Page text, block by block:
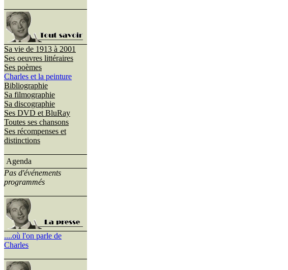
Sa vie de 1913 à 2001
Ses oeuvres littéraires
Ses poèmes
Charles et la peinture
Bibliographie
Sa filmographie
Sa discographie
Ses DVD et BluRay
Toutes ses chansons
Ses récompenses et
distinctions
Agenda
Pas d'événements
programmés
....où l'on parle de
Charles